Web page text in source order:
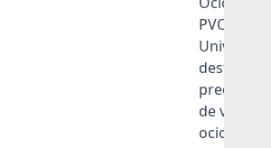
PVO
Univasf,
destinado
de vagas
ociosas